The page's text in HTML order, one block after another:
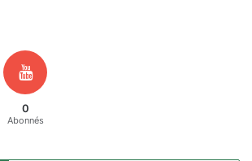
0
Abonnés